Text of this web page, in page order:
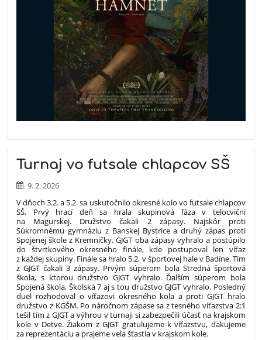
Turnaj vo futsale chlapcov SŠ
9. 2. 2026
V dňoch 3.2. a 5.2. sa uskutočnilo okresné kolo vo futsale chlapcov
SŠ. Prvý hrací deň sa hrala skupinová fáza v telocvični
na Magurskej. Družstvo čakali 2 zápasy. Najskôr proti
Súkromnému gymnáziu z Banskej Bystrice a druhý zápas proti
Spojenej škole z Kremničky. GJGT oba zápasy vyhralo a postúpilo
do štvrtkového okresného finále, kde postupoval len víťaz
z každej skupiny. Finále sa hralo 5.2. v športovej hale v Badíne. Tím
z GJGT čakali 3 zápasy. Prvým súperom bola Stredná športová
škola, s ktorou družstvo GJGT vyhralo. Ďalším súperom bola
Spojená škola, Školská 7 aj s tou družstvo GJGT vyhralo. Posledný
duel rozhodoval o víťazovi okresného kola a proti GJGT hralo
družstvo z KGŠM. Po náročnom zápase sa z tesného víťazstva 2:1
tešil tím z GJGT a výhrou v turnaji si zabezpečili účasť na krajskom
kole v Detve. Žiakom z GJGT gratulujeme k víťazstvu, ďakujeme
za reprezentáciu a prajeme veľa šťastia v krajskom kole.